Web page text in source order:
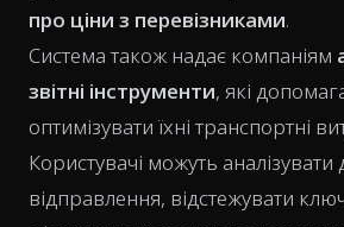
про ціни з перевізниками.
Система також надає компаніям
звітні інструменти, які
оптимізувати їхні транспортні
Користувачі можуть аналізувати
відправлення, відстежувати